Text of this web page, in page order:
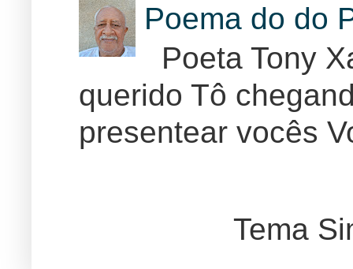
Poema do do
Poeta Tony
querido Tô
presentear vocês
Tema